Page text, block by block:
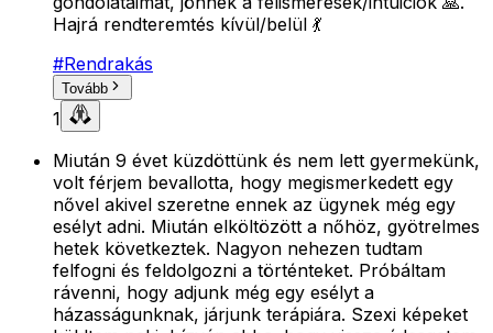
Hajrá rendteremtés kívül/belül 💃
#Rendrakás
Tovább
1
Miután 9 évet küzdöttünk és nem lett gyermekünk,
volt férjem bevallotta, hogy megismerkedett egy
nővel akivel szeretne ennek az ügynek még egy
esélyt adni. Miután elköltözött a nőhöz, gyötrelmes
hetek következtek. Nagyon nehezen tudtam
felfogni és feldolgozni a történteket. Próbáltam
rávenni, hogy adjunk még egy esélyt a
házasságunknak, járjunk terápiára. Szexi képeket